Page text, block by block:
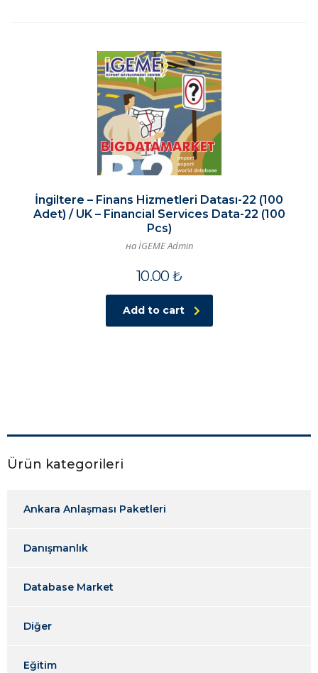
İngiltere – Finans Hizmetleri Datası-22 (100
Adet) / UK – Financial Services Data-22 (100
Pcs)
на İGEME Admin
10.00₺
Add to cart
Ürün kategorileri
Ankara Anlaşması Paketleri
Danışmanlık
Database Market
Diğer
Eğitim